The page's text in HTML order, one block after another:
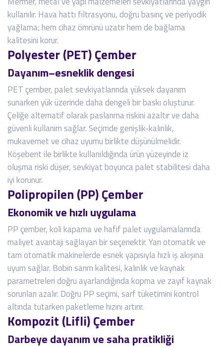
kullanılır. Hava hattı filtrasyonu, doğru basınç ve periyodik
yağlama; hem cihaz ömrünü uzatır hem de bağlama
kalitesini korur.
Polyester (PET) Çember
Dayanım–esneklik dengesi
PET çember, palet sevkiyatlarında yüksek dayanım
sunarken yük üzerinde daha dengeli bir baskı oluşturur.
Çeliğe alternatif olarak paslanma riskini azaltır ve daha
güvenli kullanım sağlar. Seçimde genişlik-kalınlık,
mukavemet ve cihaz uyumu birlikte düşünülmelidir.
Köşebent ile birlikte kullanıldığında ürün yüzeyinde iz
oluşma riski düşer, sevkiyat boyunca palet stabilitesi daha
iyi korunur.
Polipropilen (PP) Çember
Ekonomik ve hızlı uygulama
PP çember, koli kapama ve hafif palet uygulamalarında
maliyet avantajı sağlayan bir seçenektir. Yarı otomatik ve
tam otomatik makinelerde esnek yapısıyla hızlı iş akışına
uyum sağlar. Bobin sarım kalitesi, kalınlık ve kaynak
parametreleri doğru ayarlandığında kopma ve zayıf kaynak
sorunları azalır. Doğru PP seçimi, sarf tüketimini kontrol
altında tutarken paketleme hızını artırır.
Kompozit (Lifli) Çember
Darbeye dayanım ve saha pratikliği